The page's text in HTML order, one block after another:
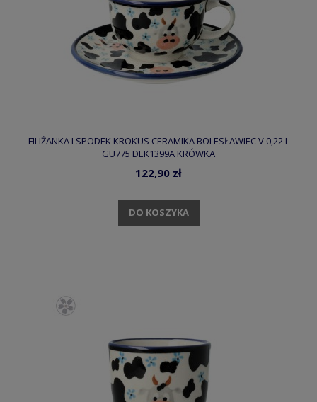
FILIŻANKA I SPODEK KROKUS CERAMIKA BOLESŁAWIEC V 0,22 L
GU775 DEK1399A KRÓWKA
122,90 zł
DO KOSZYKA